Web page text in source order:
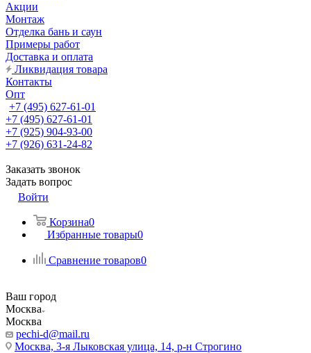
Акции
Монтаж
Отделка бань и саун
Примеры работ
Доставка и оплата
Ликвидация товара
Контакты
Опт
+7 (495) 627-61-01
+7 (495) 627-61-01
+7 (925) 904-93-00
+7 (926) 631-24-82
Заказать звонок
Задать вопрос
Войти
Корзина0
Избранные товары0
Сравнение товаров0
Ваш город
Москва
Москва
pechi-d@mail.ru
Москва, 3-я Лыковская улица, 14, р-н Строгино